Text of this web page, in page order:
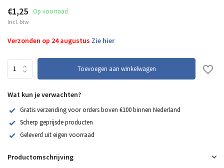
€1,25 Op voorraad
Incl. btw
Verzonden op 24 augustus Zie hier
Toevoegen aan winkelwagen
Wat kun je verwachten?
Gratis verzending voor orders boven €100 binnen Nederland
Scherp geprijsde producten
Geleverd uit eigen voorraad
Productomschrijving